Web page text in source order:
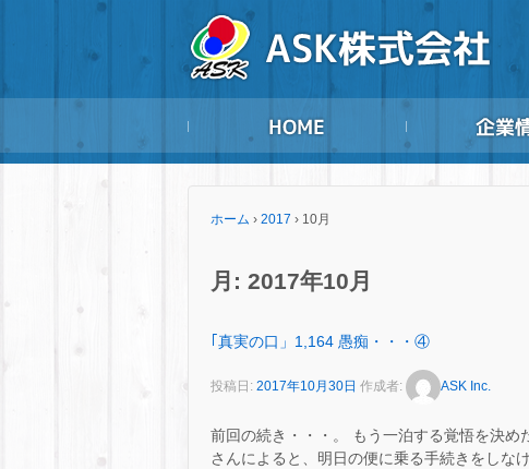
ホーム › 2017 › 10月
月: 2017年10月
｢真実の口」1,164 愚痴・・・④
投稿日: 2017年10月30日 作成者: ASK Inc.
前回の続き・・・。 もう一泊する覚悟を決
さんによると、明日の便に乗る手続きをしな